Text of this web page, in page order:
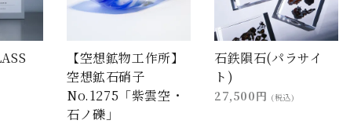
【空想鉱物工作所】
空想鉱石硝子
No.1275「紫雲空・
石ノ礫」
石鉄隕石(パラサイ
ト)
27,500円 (税込)